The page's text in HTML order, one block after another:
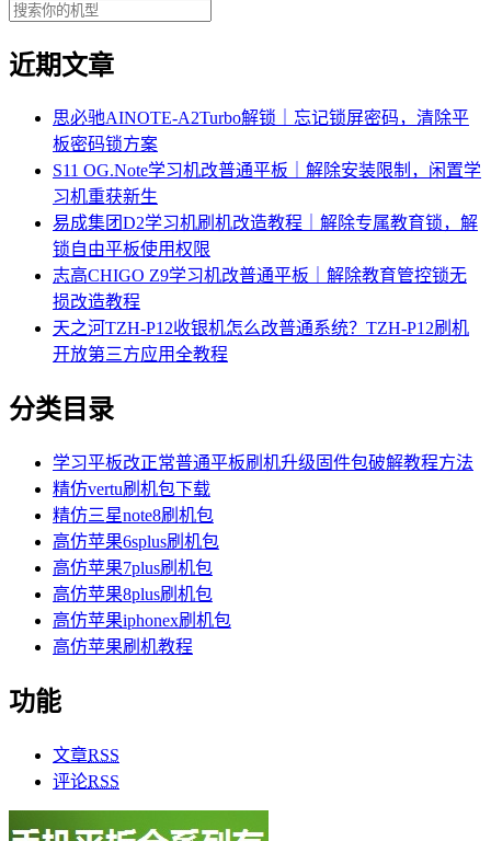
近期文章
思必驰AINOTE‑A2Turbo解锁｜忘记锁屏密码，清除平
板密码锁方案
S11 OG.Note学习机改普通平板｜解除安装限制，闲置学
习机重获新生
易成集团D2学习机刷机改造教程｜解除专属教育锁，解
锁自由平板使用权限
志高CHIGO Z9学习机改普通平板｜解除教育管控锁无
损改造教程
天之河TZH-P12收银机怎么改普通系统？TZH-P12刷机
开放第三方应用全教程
分类目录
学习平板改正常普通平板刷机升级固件包破解教程方法
精仿vertu刷机包下载
精仿三星note8刷机包
高仿苹果6splus刷机包
高仿苹果7plus刷机包
高仿苹果8plus刷机包
高仿苹果iphonex刷机包
高仿苹果刷机教程
功能
文章RSS
评论RSS